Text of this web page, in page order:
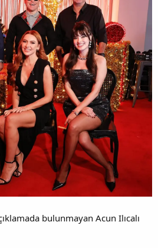
bulunmayan Acun Ilıcalı